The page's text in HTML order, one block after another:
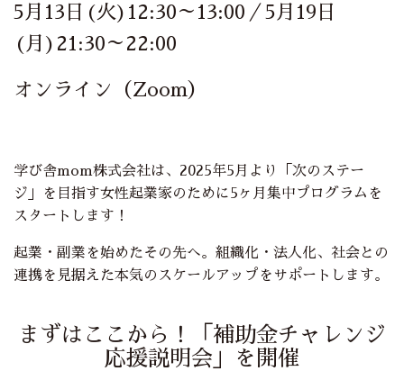
5月13日(火)12:30～13:00／5月19日
(月)21:30～22:00
オンライン（Zoom）
学び舎mom株式会社は、2025年5月より「次のステー
ジ」を目指す女性起業家のために5ヶ月集中プログラムを
スタートします！
起業・副業を始めたその先へ。組織化・法人化、社会との
連携を見据えた本気のスケールアップをサポートします。
まずはここから！「補助金チャレンジ
応援説明会」を開催